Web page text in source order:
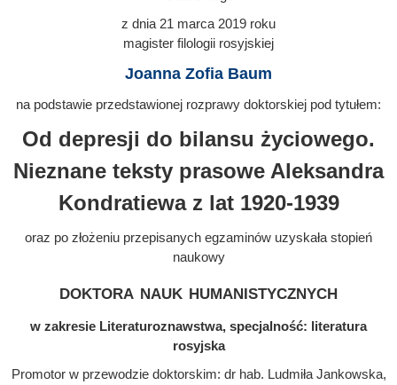
z dnia 21 marca 2019 roku
magister filologii rosyjskiej
Joanna Zofia Baum
na podstawie przedstawionej rozprawy doktorskiej pod tytułem:
Od depresji do bilansu życiowego.
Nieznane teksty prasowe Aleksandra
Kondratiewa z lat 1920-1939
oraz po złożeniu przepisanych egzaminów uzyskała stopień
naukowy
doktora nauk humanistycznych
w zakresie Literaturoznawstwa, specjalność: literatura
rosyjska
Promotor w przewodzie doktorskim: dr hab. Ludmiła Jankowska,